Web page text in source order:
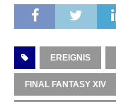
EREIGNIS
FINAL FANTASY XIV